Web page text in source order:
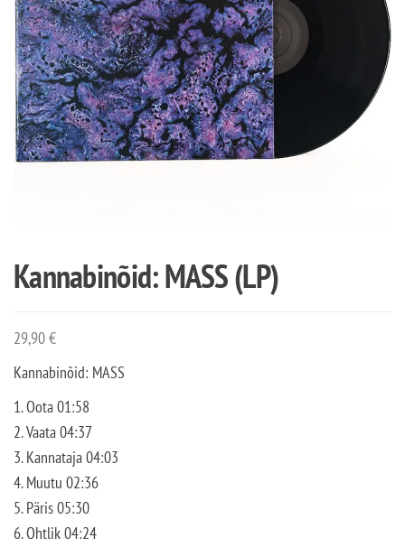
Kannabinõid: MASS (LP)
29,90€
Kannabinõid: MASS
1. Oota 01:58
2. Vaata 04:37
3. Kannataja 04:03
4. Muutu 02:36
5. Päris 05:30
6. Ohtlik 04:24